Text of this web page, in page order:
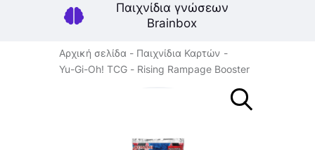
Παιχνίδια γνώσεων
Brainbox
Αρχική σελίδα
Παιχνίδια Καρτών
Yu-Gi-Oh! TCG
Rising Rampage Booster